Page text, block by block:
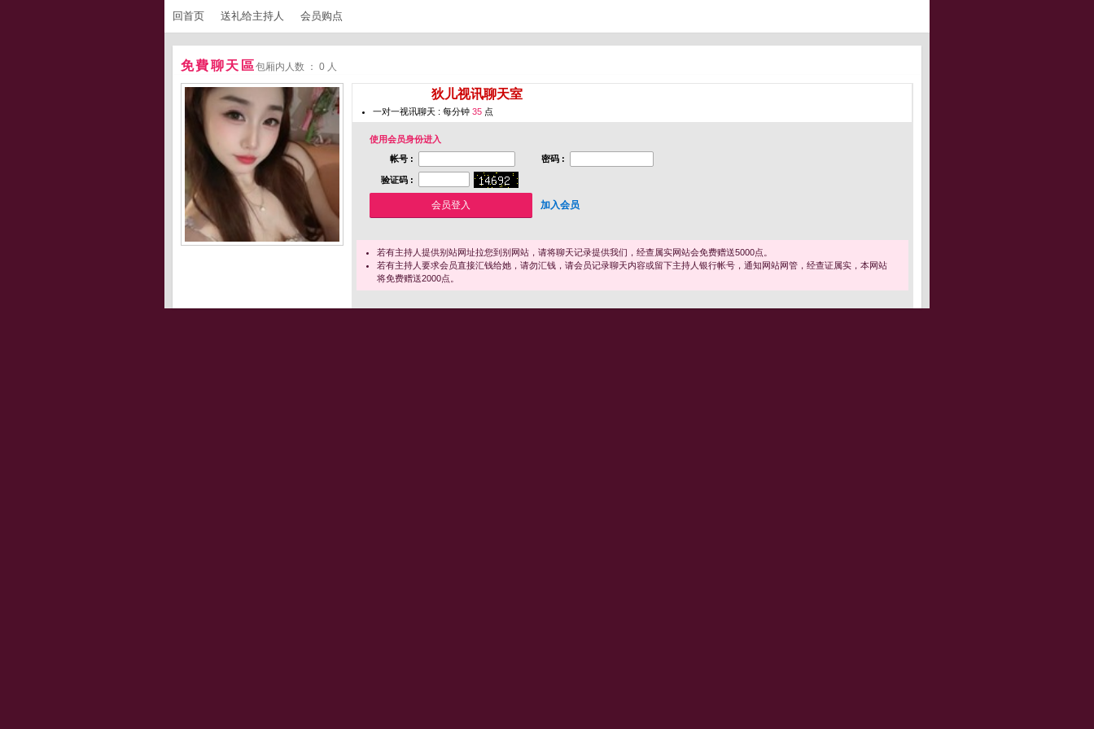
回首页 送礼给主持人 会员购点
免費聊天區包厢内人数 ： 0 人
狄儿视讯聊天室
一对一视讯聊天 : 每分钟 35 点
使用会员身份进入
帐号 :
密码 :
验证码 :
加入会员
若有主持人提供别站网址拉您到别网站，请将聊天记录提供我们，经查属实网站会免费赠送5000点。
若有主持人要求会员直接汇钱给她，请勿汇钱，请会员记录聊天内容或留下主持人银行帐号，通知网站网管，经查证属实，本网站
将免费赠送2000点。